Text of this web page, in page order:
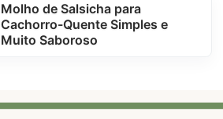
Molho de Salsicha para
Cachorro-Quente Simples e
Muito Saboroso